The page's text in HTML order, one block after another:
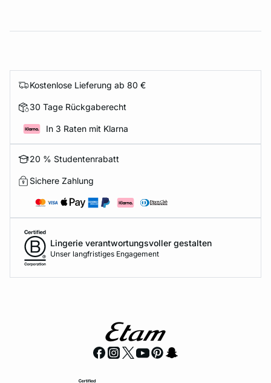
Kostenlose Lieferung ab 80 €
30 Tage Rückgaberecht
In 3 Raten mit Klarna
20 % Studentenrabatt
Sichere Zahlung
Lingerie verantwortungsvoller gestalten
Unser langfristiges Engagement